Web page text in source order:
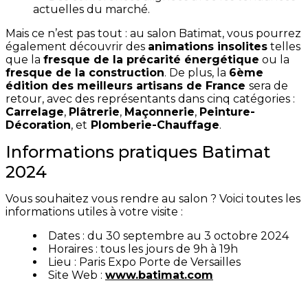
actuelles du marché.
Mais ce n’est pas tout : au salon Batimat, vous pourrez
également découvrir des animations insolites telles
que la fresque de la précarité énergétique ou la
fresque de la construction. De plus, la 6ème
édition des meilleurs artisans de France sera de
retour, avec des représentants dans cinq catégories :
Carrelage, Plâtrerie, Maçonnerie, Peinture-
Décoration, et Plomberie-Chauffage.
Informations pratiques Batimat
2024
Vous souhaitez vous rendre au salon ? Voici toutes les
informations utiles à votre visite :
Dates : du 30 septembre au 3 octobre 2024
Horaires : tous les jours de 9h à 19h
Lieu : Paris Expo Porte de Versailles
Site Web : www.batimat.com